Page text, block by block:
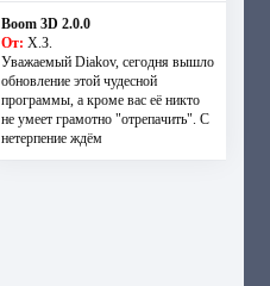
Boom 3D 2.0.0
От: Х.З.
Уважаемый Diakov, сегодня вышло
обновление этой чудесной
программы, а кроме вас её никто
не умеет грамотно "отрепачить". С
нетерпение ждём